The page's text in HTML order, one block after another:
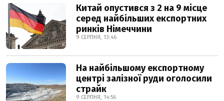
Китай опустився з 2 на 9 місце
серед найбільших експортних
ринків Німеччини
9 СЕРПНЯ, 13:46
На найбільшому експортному
центрі залізної руди оголосили
страйк
9 СЕРПНЯ, 14:56